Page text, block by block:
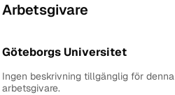
Arbetsgivare
Göteborgs Universitet
Ingen beskrivning tillgänglig för denna
arbetsgivare.